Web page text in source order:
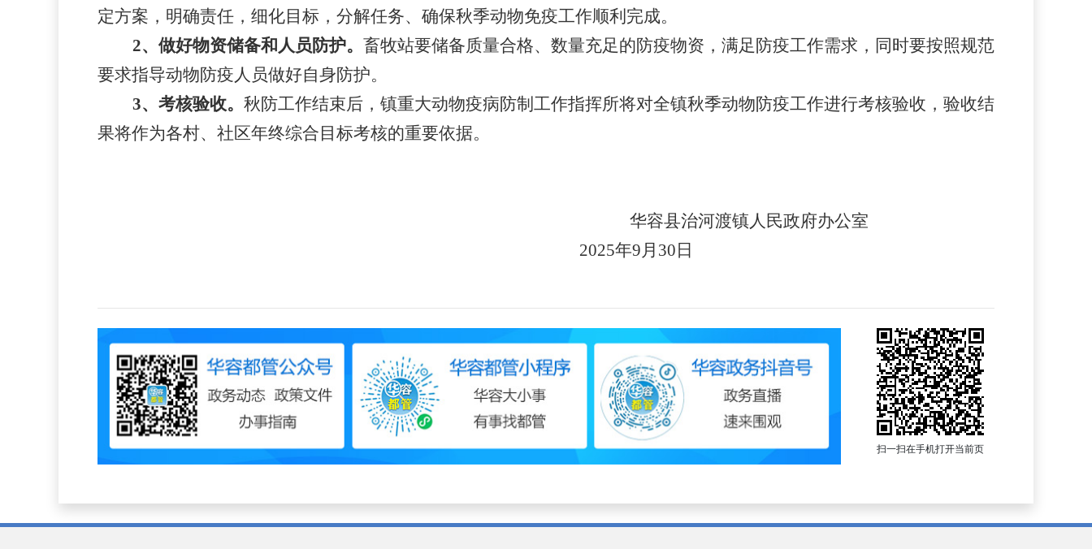
定方案，明确责任，细化目标，分解任务、确保秋季动物免疫工作顺利完成。
2、做好物资储备和人员防护。 畜牧站要储备质量合格、数量充足的防疫物资，满足防疫工作需求，同时要按照规范
要求指导动物防疫人员做好自身防护。
3、考核验收。 秋防工作结束后，镇重大动物疫病防制工作指挥所将对全镇秋季动物防疫工作进行考核验收，验收结
果将作为各村、社区年终综合目标考核的重要依据。
华容县治河渡镇人民政府办公室
2025年9月30日
扫一扫在手机打开当前页